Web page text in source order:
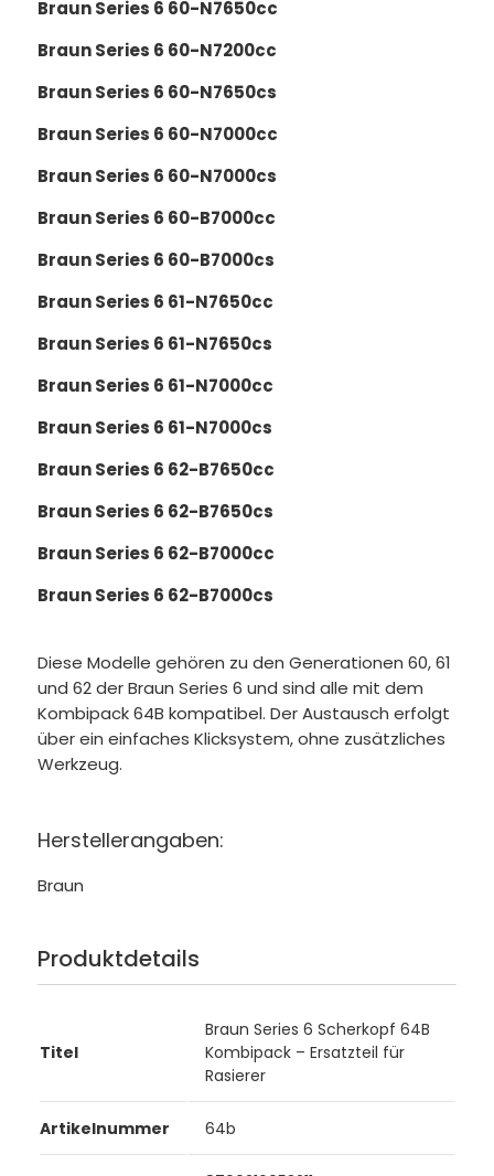
Braun Series 6 60-N7650cc
Braun Series 6 60-N7200cc
Braun Series 6 60-N7650cs
Braun Series 6 60-N7000cc
Braun Series 6 60-N7000cs
Braun Series 6 60-B7000cc
Braun Series 6 60-B7000cs
Braun Series 6 61-N7650cc
Braun Series 6 61-N7650cs
Braun Series 6 61-N7000cc
Braun Series 6 61-N7000cs
Braun Series 6 62-B7650cc
Braun Series 6 62-B7650cs
Braun Series 6 62-B7000cc
Braun Series 6 62-B7000cs
Diese Modelle gehören zu den Generationen 60, 61
und 62 der Braun Series 6 und sind alle mit dem
Kombipack 64B kompatibel. Der Austausch erfolgt
über ein einfaches Klicksystem, ohne zusätzliches
Werkzeug.
Herstellerangaben:
Braun
Produktdetails
Titel
Braun Series 6 Scherkopf 64B
Kombipack – Ersatzteil für
Rasierer
Artikelnummer 64b